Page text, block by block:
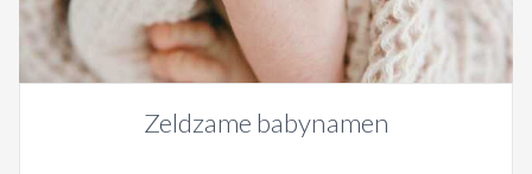
Zeldzame babynamen